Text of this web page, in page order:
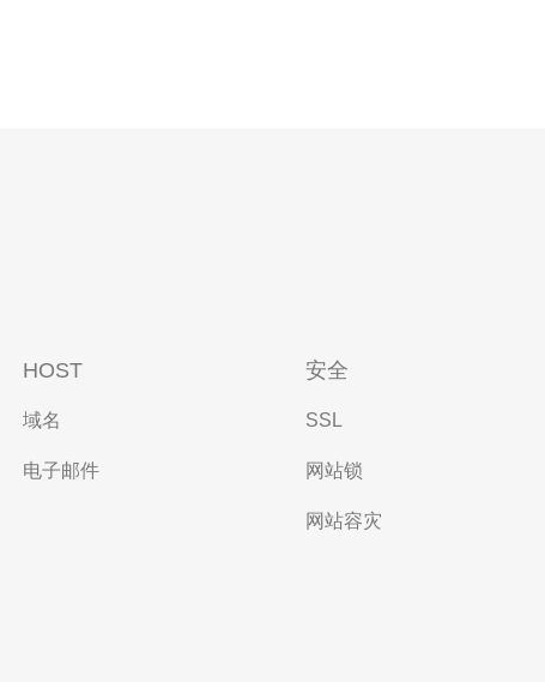
HOST
域名
电子邮件
安全
SSL
网站锁
网站容灾